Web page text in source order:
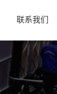
联系我们